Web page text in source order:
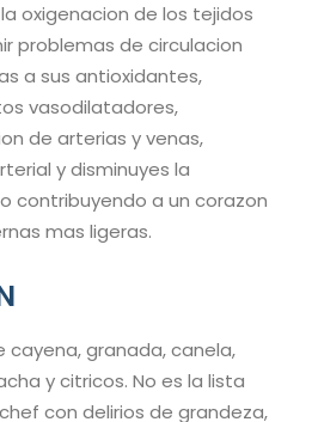
oxigenacion de los tejidos
problemas de circulacion
a sus antioxidantes,
vasodilatadores,
de arterias y venas,
y disminuyes la
contribuyendo a un corazon
mas ligeras.
cayena, granada, canela,
y citricos. No es la lista
con delirios de grandeza,